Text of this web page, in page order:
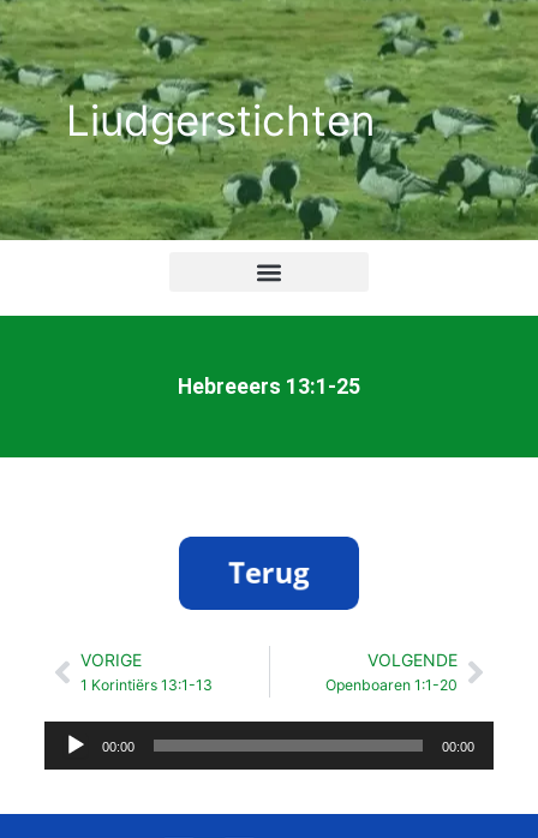
Ga
naar
de
inhoudLiudgerstichten
Hebreeers 13:1-25
Vorige
VORIGE
1 Korintiërs 13:1-13
VOLGENDE
Openboaren 1:1-20
Audiospeler
00:00 00:00